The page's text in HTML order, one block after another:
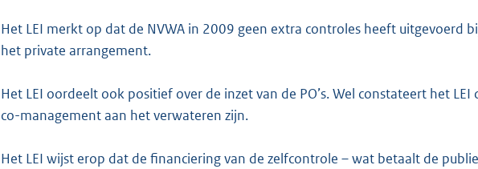
Het LEI merkt op dat de NVWA in 2009 geen extra controles heeft uitgevoerd
het private arrangement.
Het LEI oordeelt ook positief over de inzet van de PO’s. Wel constateert het
co-management aan het verwateren zijn.
Het LEI wijst erop dat de financiering van de zelfcontrole – wat betaalt de